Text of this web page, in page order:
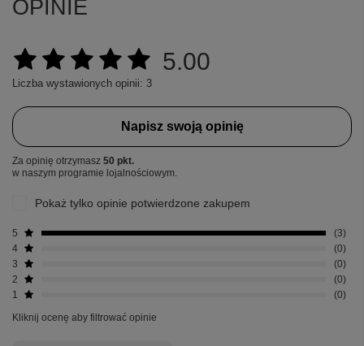
OPINIE
5.00
Liczba wystawionych opinii: 3
Napisz swoją opinię
Za opinię otrzymasz 50 pkt.
w naszym programie lojalnościowym.
Pokaż tylko opinie potwierdzone zakupem
5
3
4
0
3
0
2
0
1
0
Kliknij ocenę aby filtrować opinie